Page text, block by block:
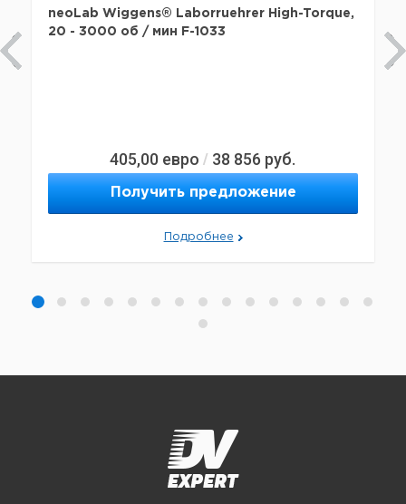
neoLab Wiggens® Laborruehrer High-Torque,
20 - 3000 об / мин F-1033
405,00 евро / 38 856 руб.
Получить предложение
Подробнее